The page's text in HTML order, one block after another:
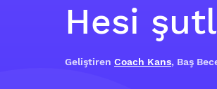
Hesi
Geliştiren Coach Kans, Baş